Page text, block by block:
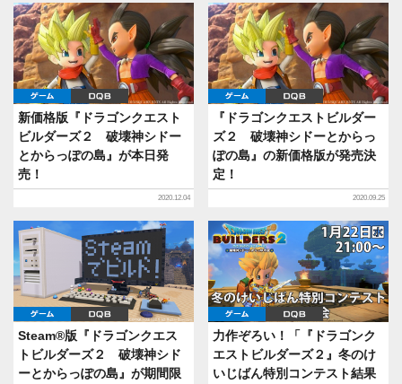
ゲーム DQB
新価格版『ドラゴンクエスト
ビルダーズ２ 破壊神シドー
とからっぽの島』が本日発
売！
2020.12.04
ゲーム DQB
『ドラゴンクエストビルダー
ズ２ 破壊神シドーとからっ
ぽの島』の新価格版が発売決
定！
2020.09.25
ゲーム DQB
Steam®版『ドラゴンクエス
トビルダーズ２ 破壊神シド
ーとからっぽの島』が期間限
ゲーム DQB
力作ぞろい！「『ドラゴンク
エストビルダーズ２』冬のけ
いじばん特別コンテスト結果